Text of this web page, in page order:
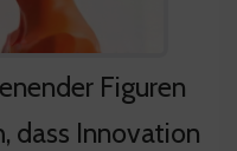
Figuren
dass Innovation